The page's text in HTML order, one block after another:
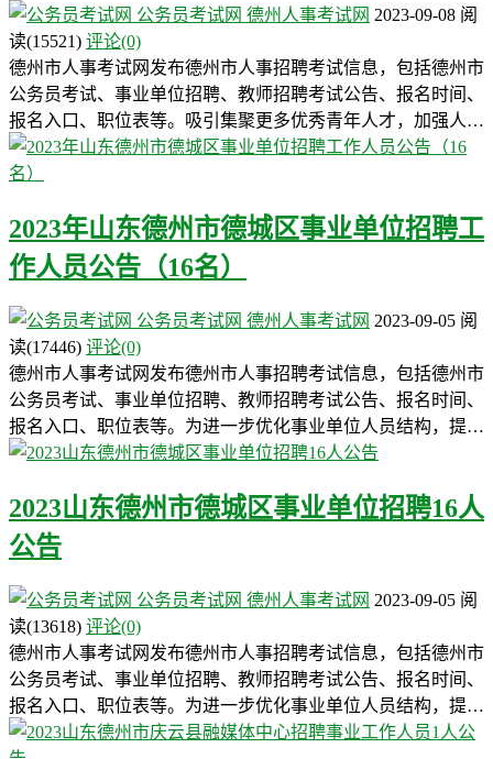
公务员考试网 德州人事考试网 2023-09-08 阅
读(15521) 评论(0)
德州市人事考试网发布德州市人事招聘考试信息，包括德州市
公务员考试、事业单位招聘、教师招聘考试公告、报名时间、
报名入口、职位表等。吸引集聚更多优秀青年人才，加强人…
2023年山东德州市德城区事业单位招聘工
作人员公告（16名）
公务员考试网 德州人事考试网 2023-09-05 阅
读(17446) 评论(0)
德州市人事考试网发布德州市人事招聘考试信息，包括德州市
公务员考试、事业单位招聘、教师招聘考试公告、报名时间、
报名入口、职位表等。为进一步优化事业单位人员结构，提…
2023山东德州市德城区事业单位招聘16人
公告
公务员考试网 德州人事考试网 2023-09-05 阅
读(13618) 评论(0)
德州市人事考试网发布德州市人事招聘考试信息，包括德州市
公务员考试、事业单位招聘、教师招聘考试公告、报名时间、
报名入口、职位表等。为进一步优化事业单位人员结构，提…